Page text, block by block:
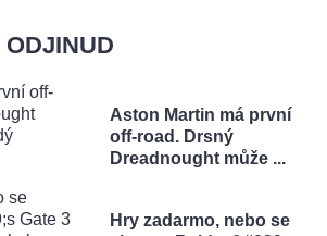
Aston Martin má první
off-road. Drsný
Dreadnought může ...
Hry zadarmo, nebo se